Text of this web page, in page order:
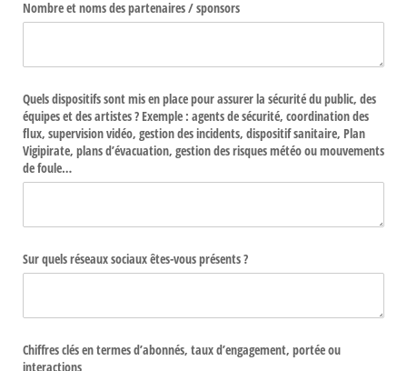
Nombre et noms des partenaires /​ sponsors
Quels dispositifs sont mis en place pour assurer la sécurité du public, des
équipes et des artistes ? Exemple : agents de sécurité, coordination des
flux, supervision vidéo, gestion des incidents, dispositif sanitaire, Plan
Vigipirate, plans d’évacuation, gestion des risques météo ou mouvements
de foule…
Sur quels réseaux sociaux êtes-vous présents ?
Chiffres clés en termes d’abonnés, taux d’engagement, portée ou
interactions